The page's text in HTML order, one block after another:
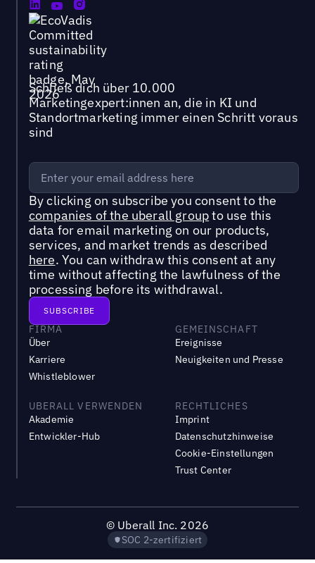
Schließ dich über 10.000
Marketingexpert:innen an, die in KI und
Standortmarketing immer einen Schritt voraus
sind
By clicking on subscribe you consent to the
companies of the uberall groupto use this
data for email marketing on our products,
services, and market trends as described
here. You can withdraw this consent at any
time without affecting the lawfulness of the
processing before its withdrawal.
FIRMA
Über
Karriere
Whistleblower
GEMEINSCHAFT
Ereignisse
Neuigkeiten und Presse
UBERALL VERWENDEN
Akademie
Entwickler-Hub
RECHTLICHES
Imprint
Datenschutzhinweise
Cookie-Einstellungen
Trust Center
© Uberall Inc. 2026
SOC 2-zertifiziert